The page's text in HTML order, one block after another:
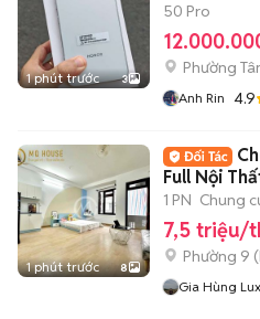
1 phút trước 3
50 Pro
Phường
Anh Rin 4.9
1 phút trước 8
Full Nội
Xe
1 PN Chung
7,5 triệu/
Phường 9 (
Gia Hùng